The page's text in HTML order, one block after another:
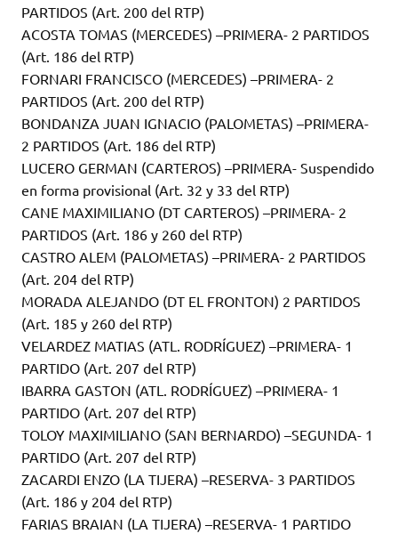
PARTIDOS (Art. 200 del RTP)
ACOSTA TOMAS (MERCEDES) –PRIMERA- 2 PARTIDOS
(Art. 186 del RTP)
FORNARI FRANCISCO (MERCEDES) –PRIMERA- 2
PARTIDOS (Art. 200 del RTP)
BONDANZA JUAN IGNACIO (PALOMETAS) –PRIMERA-
2 PARTIDOS (Art. 186 del RTP)
LUCERO GERMAN (CARTEROS) –PRIMERA- Suspendido
en forma provisional (Art. 32 y 33 del RTP)
CANE MAXIMILIANO (DT CARTEROS) –PRIMERA- 2
PARTIDOS (Art. 186 y 260 del RTP)
CASTRO ALEM (PALOMETAS) –PRIMERA- 2 PARTIDOS
(Art. 204 del RTP)
MORADA ALEJANDO (DT EL FRONTON) 2 PARTIDOS
(Art. 185 y 260 del RTP)
VELARDEZ MATIAS (ATL. RODRÍGUEZ) –PRIMERA- 1
PARTIDO (Art. 207 del RTP)
IBARRA GASTON (ATL. RODRÍGUEZ) –PRIMERA- 1
PARTIDO (Art. 207 del RTP)
TOLOY MAXIMILIANO (SAN BERNARDO) –SEGUNDA- 1
PARTIDO (Art. 207 del RTP)
ZACARDI ENZO (LA TIJERA) –RESERVA- 3 PARTIDOS
(Art. 186 y 204 del RTP)
FARIAS BRAIAN (LA TIJERA) –RESERVA- 1 PARTIDO